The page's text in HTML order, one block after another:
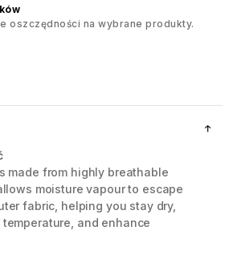
oszczędności na wybrane produkty.
made from highly breathable
moisture vapour to escape
fabric, helping you stay dry,
and enhance